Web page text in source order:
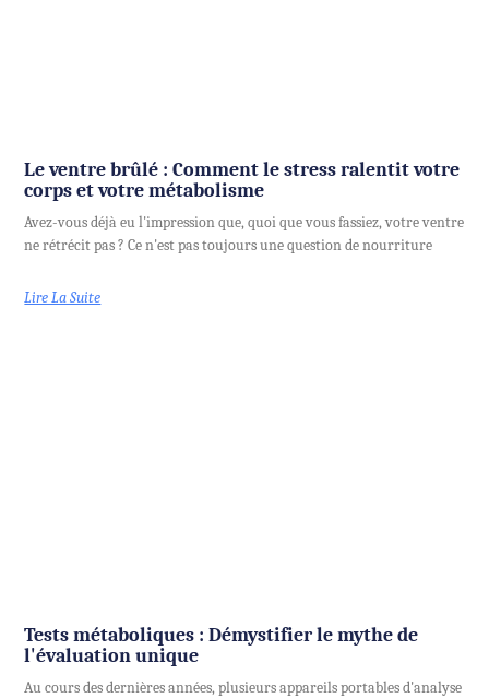
Le ventre brûlé : Comment le stress ralentit votre
corps et votre métabolisme
Avez-vous déjà eu l'impression que, quoi que vous fassiez, votre ventre
ne rétrécit pas ? Ce n'est pas toujours une question de nourriture
Lire La Suite
Tests métaboliques : Démystifier le mythe de
l'évaluation unique
Au cours des dernières années, plusieurs appareils portables d'analyse